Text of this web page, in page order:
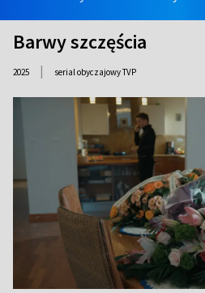
Barwy szczęścia
2025 | serial obyczajowy TVP